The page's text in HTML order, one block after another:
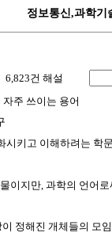
정보통신,과학기
건 해설
주 쓰이는 용어
시키고 이해하려는 학
이지만, 과학의 언어
정해진 개체들의 모